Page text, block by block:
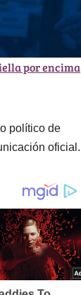
por encima
político de
oficial.